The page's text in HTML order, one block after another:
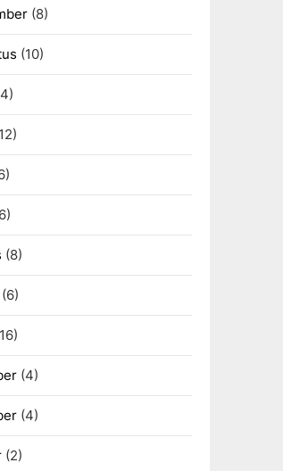
(8)
(10)
(8)
(4)
(4)
(2)